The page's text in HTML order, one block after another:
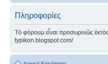
Πληροφορίες
Τὸ φόρουμ εἶναι προσωρινῶς
typikon.blogspot.com/